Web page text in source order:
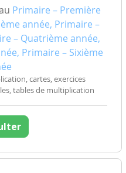
Primaire – Première
année, Primaire –
– Quatrième année,
Primaire – Sixième
cartes, exercices
tables de multiplication